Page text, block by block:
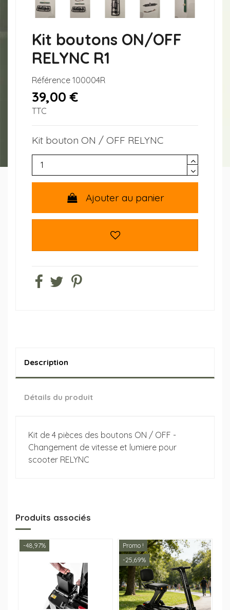
Kit boutons ON/OFF
RELYNC R1
Référence 100004R
39,00 €
TTC
Kit bouton ON / OFF RELYNC
Ajouter au panier
Description
Détails du produit
Kit de 4 pièces des boutons ON / OFF -
Changement de vitesse et lumiere pour
scooter RELYNC
Produits associés
-48,97%
Promo !
-25,69%